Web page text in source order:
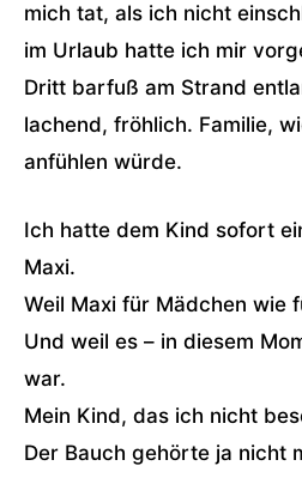
mich tat, als ich nicht
im Urlaub hatte ich mir
Dritt barfuß am Strand
lachend, fröhlich. Familie,
anfühlen würde.
Ich hatte dem Kind sofort
Maxi.
Weil Maxi für Mädchen wie
Und weil es – in diesem
war.
Mein Kind, das ich nicht
Der Bauch gehörte ja nicht